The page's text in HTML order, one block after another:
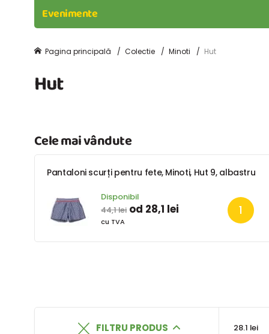
Evenimente
Pagina principală Colectie Minoti Hut
Hut
Cele mai vândute
Pantaloni scurți pentru fete, Minoti, Hut 9, albastru
Disponibil
44,1 lei od 28,1 lei
cu TVA
FILTRU PRODUS 28.1 lei